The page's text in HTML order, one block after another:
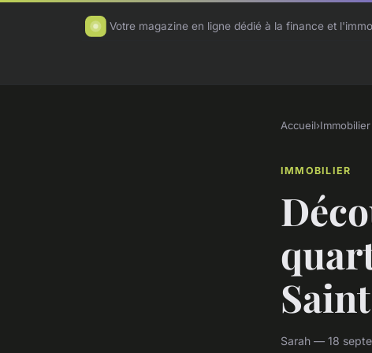
Votre magazine en ligne dédié à la finance et
Accueil›Immobilier
IMMOBILIER
Sarah — 18